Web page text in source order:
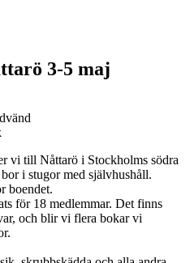
3-5 maj
vi till Nåttarö i Stockholms södra
i stugor med självhushåll.
boendet.
för 18 medlemmar. Det finns
och blir vi flera bokar vi